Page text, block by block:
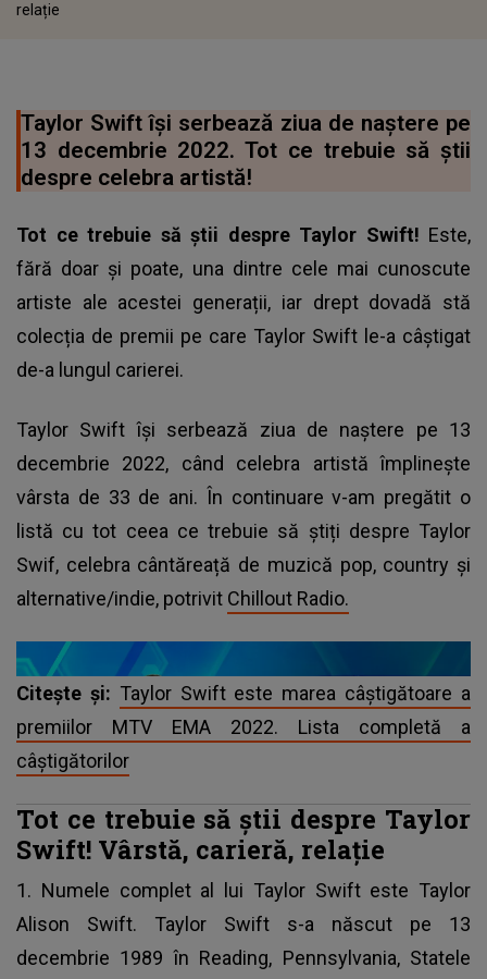
relație
Taylor Swift își serbează ziua de naștere pe
13 decembrie 2022. Tot ce trebuie să știi
despre celebra artistă!
Tot ce trebuie să știi despre Taylor Swift! Este,
fără doar și poate, una dintre cele mai cunoscute
artiste ale acestei generații, iar drept dovadă stă
colecția de premii pe care Taylor Swift le-a câștigat
de-a lungul carierei.
Taylor Swift își serbează ziua de naștere pe 13
decembrie 2022, când celebra artistă împlinește
vârsta de 33 de ani. În continuare v-am pregătit o
listă cu tot ceea ce trebuie să știți despre Taylor
Swif, celebra cântăreață de muzică pop, country și
alternative/indie, potrivit Chillout Radio.
Citește și: Taylor Swift este marea câștigătoare a
premiilor MTV EMA 2022. Lista completă a
câștigătorilor
Tot ce trebuie să știi despre Taylor
Swift! Vârstă, carieră, relație
1. Numele complet al lui Taylor Swift este Taylor
Alison Swift. Taylor Swift s-a născut pe 13
decembrie 1989 în Reading, Pennsylvania, Statele